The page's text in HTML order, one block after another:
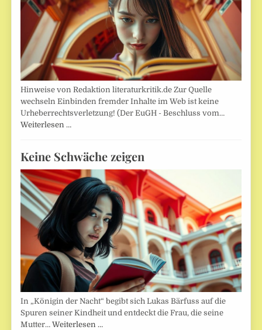
Hinweise von Redaktion literaturkritik.de Zur Quelle
wechseln Einbinden fremder Inhalte im Web ist keine
Urheberrechtsverletzung! (Der EuGH - Beschluss vom…
Weiterlesen …
Keine Schwäche zeigen
In „Königin der Nacht“ begibt sich Lukas Bärfuss auf die
Spuren seiner Kindheit und entdeckt die Frau, die seine
Mutter…Weiterlesen …